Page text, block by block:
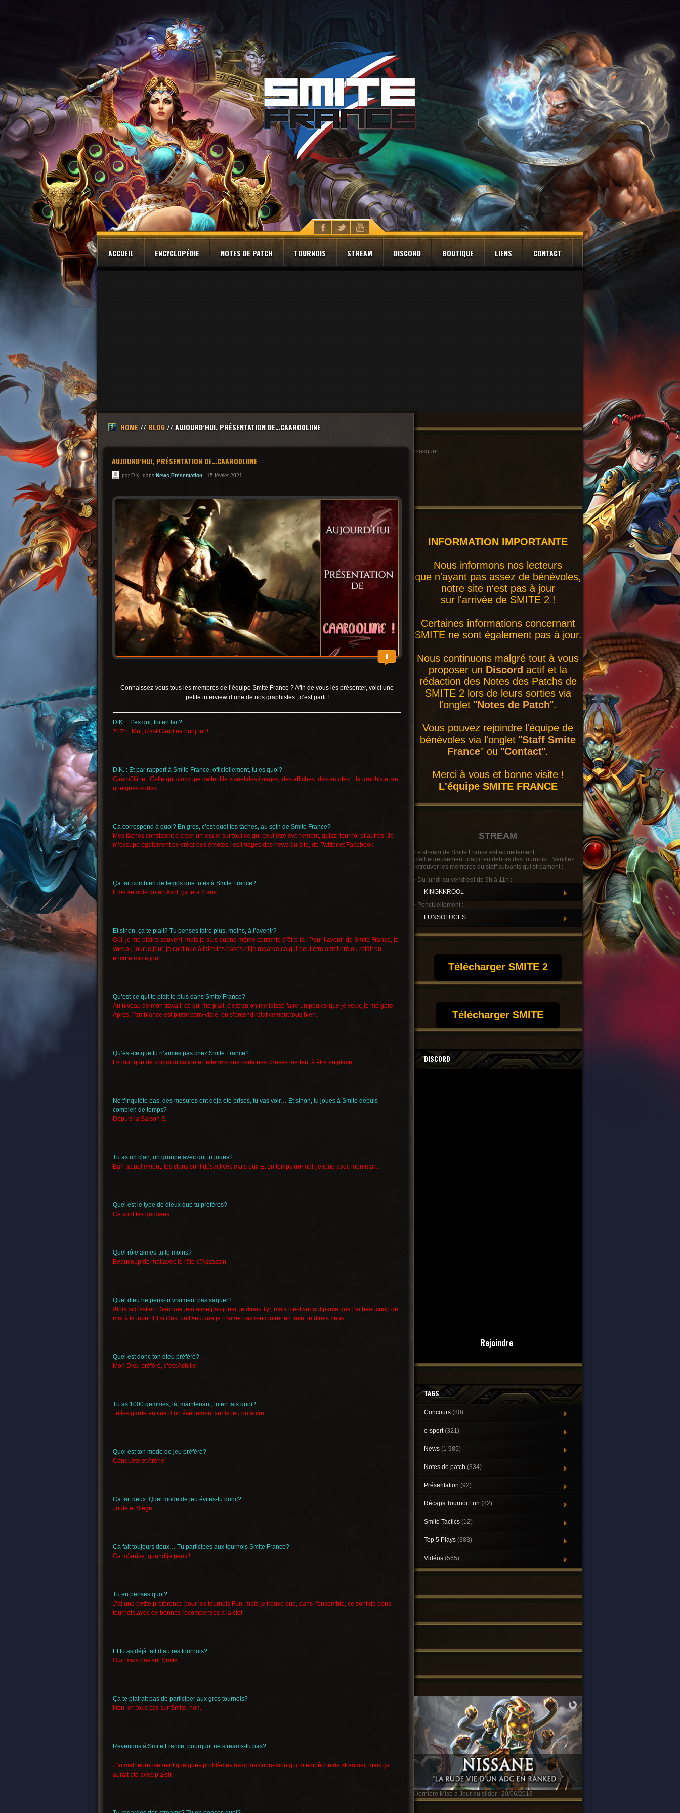
ACCUEIL ENCYCLOPÉDIE NOTES DE PATCH TOURNOIS STREAM DISCORD BOUTIQUE LIENS CONTACT
HOME // BLOG // AUJOURD’HUI, PRÉSENTATION DE…CAARO0LIINE
AUJOURD’HUI, PRÉSENTATION DE…CAARO0LIINE
par D.K. dans News Présentation - 15 février 2021
0
Connaissez-vous tous les membres de l’équipe Smite France ? Afin de vous les présenter, voici une
petite interview d’une de nos graphistes , c’est parti !
D.K. : T’es qui, toi en fait?
???? : Moi, c’est Caroline bonjour !
D.K. : Et par rapport à Smite France, officiellement, tu es quoi?
Caaro0liine : Celle qui s’occupe de tout le visuel des images, des affiches, des émotes…la graphiste, en
quelques sortes.
Ca correspond à quoi? En gros, c’est quoi tes tâches, au sein de Smite France?
Mes tâches consistent à créer un visuel sur tout ce qui peut être événement, quizz, tournoi et autres. Je
m’occupe également de créer des émotes, les images des news du site, de Twitter et Facebook.
Ça fait combien de temps que tu es à Smite France?
Il me semble qu’en Avril, ça fera 3 ans.
Et sinon, ça te plait? Tu penses faire plus, moins, à l’avenir?
Oui, je me plains souvent, mais je suis quand même contente d’être là ! Pour l’avenir de Smite France, je
vois au jour le jour, je continue à faire les bases et je regarde ce qui peut être amélioré ou refait ou
encore mis à jour.
Qu’est-ce qui te plait le plus dans Smite France?
Au niveau de mon travail, ce qui me plait, c’est qu’on me laisse faire un peu ce que je veux, je me gère.
Après, l’ambiance est plutôt conviviale, on s’entend relativement tous bien.
Qu’est-ce que tu n’aimes pas chez Smite France?
Le manque de communication et le temps que certaines choses mettent à être en place.
Ne t’inquiète pas, des mesures ont déjà été prises, tu vas voir… Et sinon, tu joues à Smite depuis
combien de temps?
Depuis la Saison 3.
Tu as un clan, un groupe avec qui tu joues?
Bah actuellement, les clans sont désactivés mais oui. Et en temps normal, je joue avec mon mari.
Quel est le type de dieux que tu préfères?
Ce sont les gardiens.
Quel rôle aimes-tu le moins?
Beaucoup de mal avec le rôle d’Assassin.
Quel dieu ne peux-tu vraiment pas saquer?
Alors si c’est un Dieu que je n’aime pas jouer, je dirais Týr, mais c’est surtout parce que j’ai beaucoup de
mal à le jouer. Et si c’est un Dieu que je n’aime pas rencontrer en face, je dirais Zeus.
Quel est donc ton dieu préféré?
Mon Dieu préféré, c’est Achille.
Tu as 1000 gemmes, là, maintenant, tu en fais quoi?
Je les garde en vue d’un événement sur le jeu ou autre.
Quel est ton mode de jeu préféré?
Conquête et Arène.
Ca fait deux. Quel mode de jeu évites-tu donc?
Joute et Siège.
Ca fait toujours deux… Tu participes aux tournois Smite France?
Ca m’arrive, quand je peux !
Tu en penses quoi?
J’ai une petite préférence pour les tournois Fun, mais je trouve que, dans l’ensemble, ce sont de bons
tournois avec de bonnes récompenses à la clef.
Et tu as déjà fait d’autres tournois?
Oui, mais pas sur Smite.
Ça te plairait pas de participer aux gros tournois?
Non, en tous cas sur Smite, non.
Revenons à Smite France, pourquoi ne streams-tu pas?
J’ai malheureusement quelques problèmes avec ma connexion qui m’empêche de streamer, mais ça
aurait été avec plaisir.
masquer
INFORMATION IMPORTANTE
Nous informons nos lecteurs
que n'ayant pas assez de bénévoles,
notre site n'est pas à jour
sur l'arrivée de SMITE 2 !
Certaines informations concernant
SMITE ne sont également pas à jour.
Nous continuons malgré tout à vous
proposer un Discord actif et la
rédaction des Notes des Patchs de
SMITE 2 lors de leurs sorties via
l'onglet "Notes de Patch".
Vous pouvez rejoindre l'équipe de
bénévoles via l'onglet "Staff Smite
France" ou "Contact".
Merci à vous et bonne visite !
L'équipe SMITE FRANCE
STREAM
Le stream de Smite France est actuellement
malheureusement inactif en dehors des tournois... Veuillez
retrouver les membres du staff suivants qui streament :
• Du lundi au vendredi de 9h à 11h :
KINGKKROOL
• Ponctuellement :
FUNSOLUCES
Télécharger SMITE 2
Télécharger SMITE
DISCORD
Rejoindre
TAGS
Concours (80)
e-sport(321)
News (1 985)
Notes de patch (334)
Présentation (92)
Récaps Tournoi Fun (82)
Smite Tactics (12)
Top 5 Plays (383)
Vidéos (565)
Dernière Mise à Jour du slider : 20/06/2018